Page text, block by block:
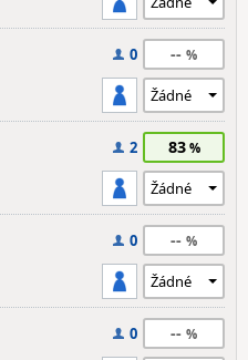
0 --
2 83
0 --
0 --